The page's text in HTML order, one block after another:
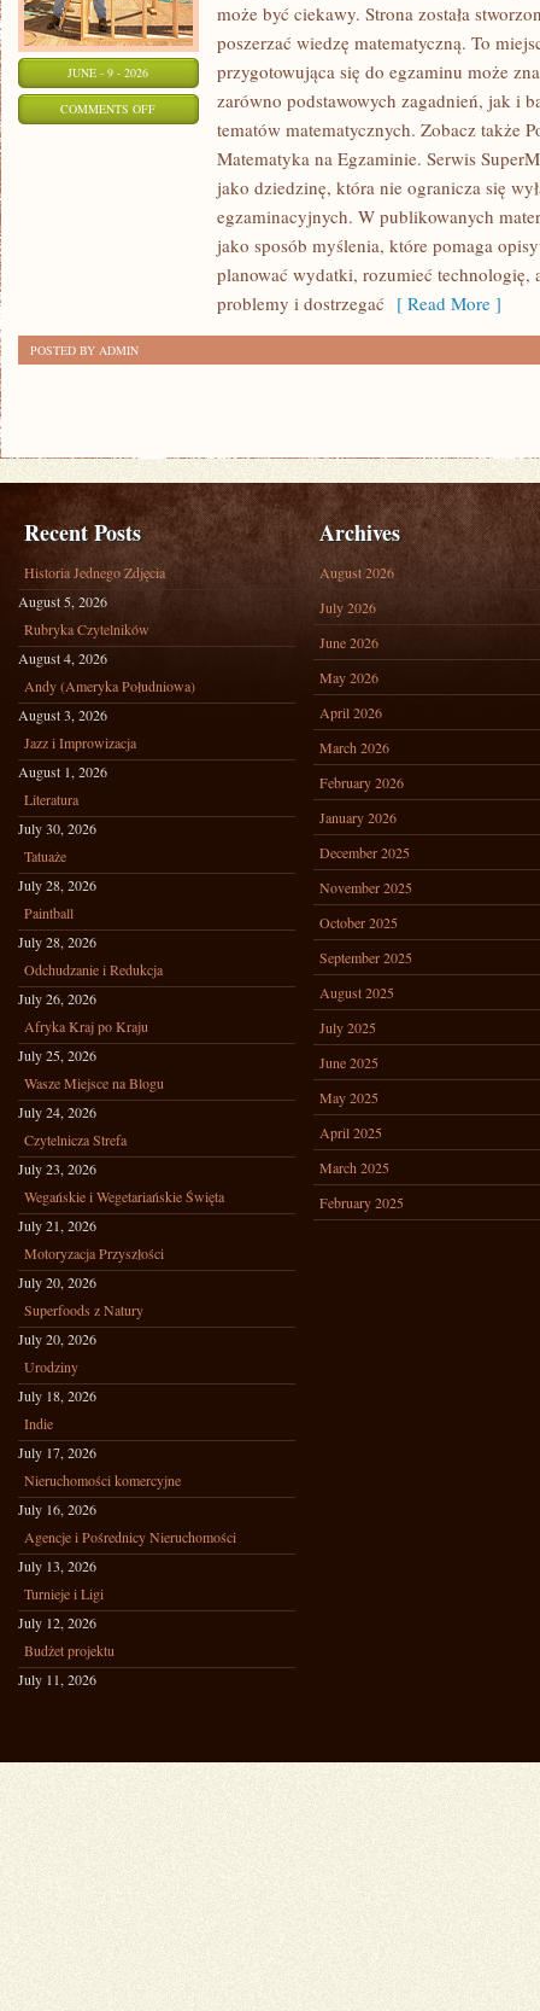
JUNE - 9 - 2026
COMMENTS OFFON
PODSTAWY
MATEMATYKI
może być ciekawy. Strona została
poszerzać wiedzę matematyczną. To
przygotowująca się do egzaminu może
zarówno podstawowych zagadnień, jak i
tematów matematycznych. Zobacz także
Matematyka na Egzaminie. Serwis
jako dziedzinę, która nie ogranicza się
egzaminacyjnych. W publikowanych
jako sposób myślenia, które pomaga
planować wydatki, rozumieć technologię,
problemy i dostrzegać [ Read More ]
POSTED BY ADMIN
Recent Posts
Historia Jednego Zdjęcia
August 5, 2026
Rubryka Czytelników
August 4, 2026
Andy (Ameryka Południowa)
August 3, 2026
Jazz i Improwizacja
August 1, 2026
Literatura
July 30, 2026
Tatuaże
July 28, 2026
Paintball
July 28, 2026
Odchudzanie i Redukcja
July 26, 2026
Afryka Kraj po Kraju
July 25, 2026
Wasze Miejsce na Blogu
July 24, 2026
Czytelnicza Strefa
July 23, 2026
Wegańskie i Wegetariańskie Święta
July 21, 2026
Motoryzacja Przyszłości
July 20, 2026
Superfoods z Natury
July 20, 2026
Urodziny
July 18, 2026
Indie
July 17, 2026
Nieruchomości komercyjne
July 16, 2026
Agencje i Pośrednicy Nieruchomości
July 13, 2026
Turnieje i Ligi
July 12, 2026
Budżet projektu
July 11, 2026
Archives
August 2026
July 2026
June 2026
May 2026
April 2026
March 2026
February 2026
January 2026
December 2025
November 2025
October 2025
September 2025
August 2025
July 2025
June 2025
May 2025
April 2025
March 2025
February 2025